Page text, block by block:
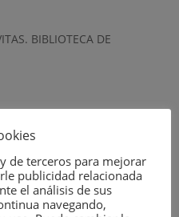
BIBLIOTECA DE
LOPEZ LOPEZ Y MARCIAL
de terceros para mejorar
publicidad relacionada
el análisis de sus
navegando,